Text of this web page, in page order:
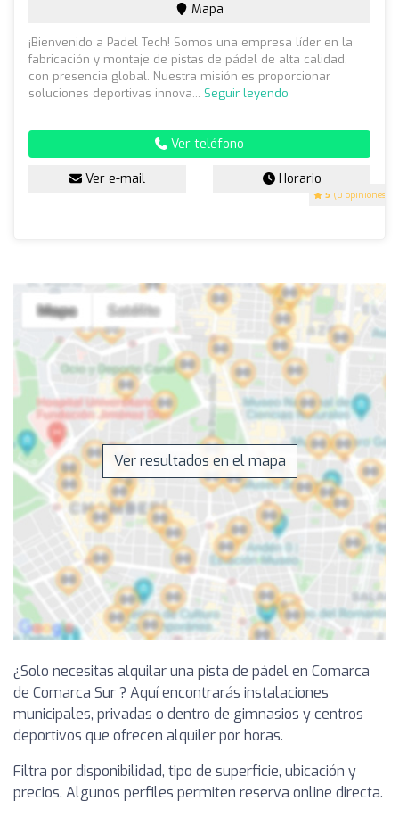
5 (8 opiniones)
Mapa
¡Bienvenido a Padel Tech! Somos una empresa líder en la
fabricación y montaje de pistas de pádel de alta calidad,
con presencia global. Nuestra misión es proporcionar
soluciones deportivas innova... Seguir leyendo
Ver teléfono
Ver e-mail Horario
Ver resultados en el mapa
¿Solo necesitas alquilar una pista de pádel en Comarca
de Comarca Sur ? Aquí encontrarás instalaciones
municipales, privadas o dentro de gimnasios y centros
deportivos que ofrecen alquiler por horas.
Filtra por disponibilidad, tipo de superficie, ubicación y
precios. Algunos perfiles permiten reserva online directa.